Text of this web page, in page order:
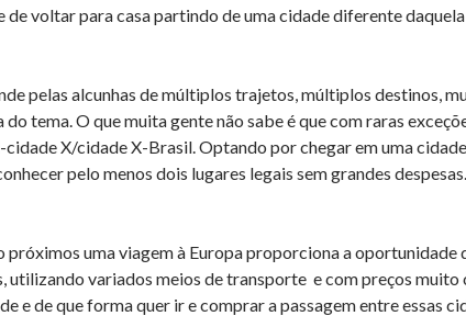
voltar para casa partindo de uma cidade diferente
pelas alcunhas de múltiplos trajetos, múltiplos destinos,
tema. O que muita gente não sabe é que com raras
X/cidade X-Brasil. Optando por chegar em uma
pelo menos dois lugares legais sem grandes despesas.
uma viagem à Europa proporciona a oportunidade
utilizando variados meios de transporte e com preços muito
e de que forma quer ir e comprar a passagem entre essas